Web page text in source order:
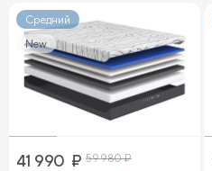
Средний
New
41 990 ₽ 59 980₽